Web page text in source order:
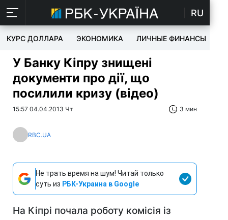
RU
КУРС ДОЛЛАРА ЭКОНОМИКА ЛИЧНЫЕ ФИНАНСЫ
У Банку Кіпру знищені
документи про дії, що
посилили кризу (відео)
15:57 04.04.2013 Чт 3 мин
RBC.UA
Не трать время на шум! Читай только
суть из РБК-Украина в Google
На Кіпрі почала роботу комісія із